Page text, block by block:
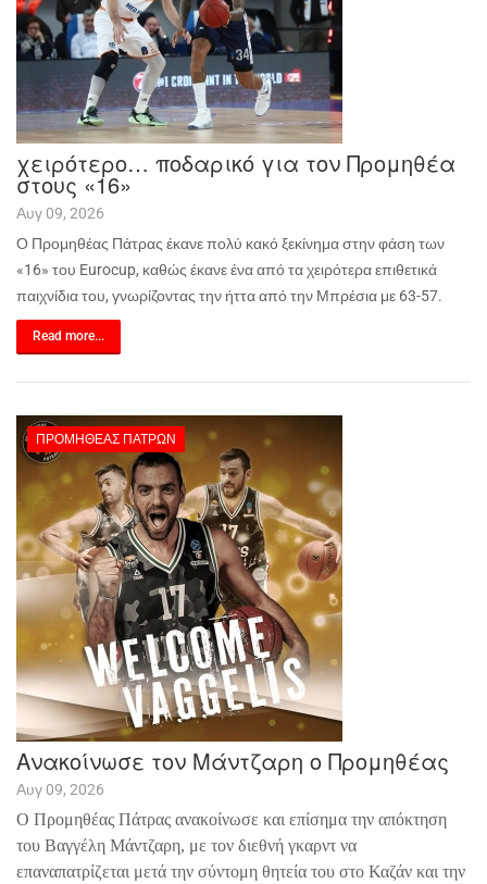
χειρότερο… ποδαρικό για τον Προμηθέα
στους «16»
Αυγ 09, 2026
Ο Προμηθέας Πάτρας έκανε πολύ κακό ξεκίνημα στην φάση των
«16» του Eurocup, καθώς έκανε ένα από τα χειρότερα επιθετικά
παιχνίδια του, γνωρίζοντας την ήττα από την Μπρέσια με 63-57.
Read more...
ΠΡΟΜΗΘΈΑΣ ΠΑΤΡΏΝ
Ανακοίνωσε τον Μάντζαρη ο Προμηθέας
Αυγ 09, 2026
Ο Προμηθέας Πάτρας ανακοίνωσε και επίσημα την απόκτηση
του Βαγγέλη Μάντζαρη, με τον διεθνή γκαρντ να
επαναπατρίζεται μετά την σύντομη θητεία του στο Καζάν και την